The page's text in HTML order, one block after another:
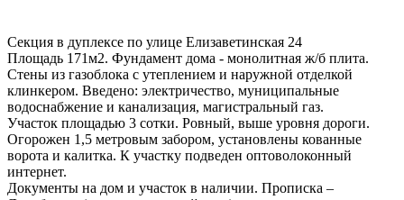
Секция в дуплексе по улице Елизаветинская 24
Площадь 171м2. Фундамент дома - монолитная ж/б плита.
Стены из газоблока с утеплением и наружной отделкой
клинкером. Введено: электричество, муниципальные
водоснабжение и канализация, магистральный газ.
Участок площадью 3 сотки. Ровный, выше уровня дороги.
Огорожен 1,5 метровым забором, установлены кованные
ворота и калитка. К участку подведен оптоволоконный
интернет.
Документы на дом и участок в наличии. Прописка –